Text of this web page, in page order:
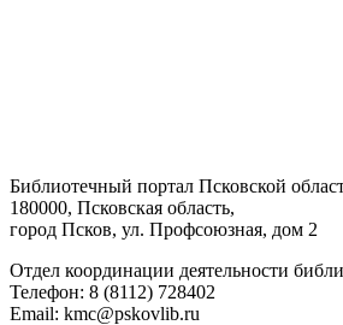
Библиотечный портал Псковской
180000, Псковская область,
город Псков, ул. Профсоюзная, дом 2
Отдел координации деятельности
Телефон: 8 (8112) 728402
Email: kmc@pskovlib.ru